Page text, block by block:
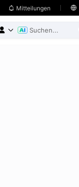
 Mitteilungen 
